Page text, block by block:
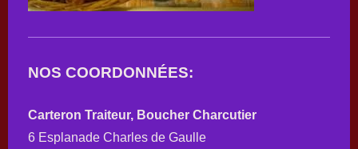
NOS COORDONNÉES:
Carteron Traiteur, Boucher Charcutier
6 Esplanade Charles de Gaulle